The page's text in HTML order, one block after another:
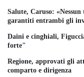
Salute, Caruso:
garantiti entrambi gli
Daini e cinghiali,
forte"
Regione, approvati gli
comparto e dirigenza